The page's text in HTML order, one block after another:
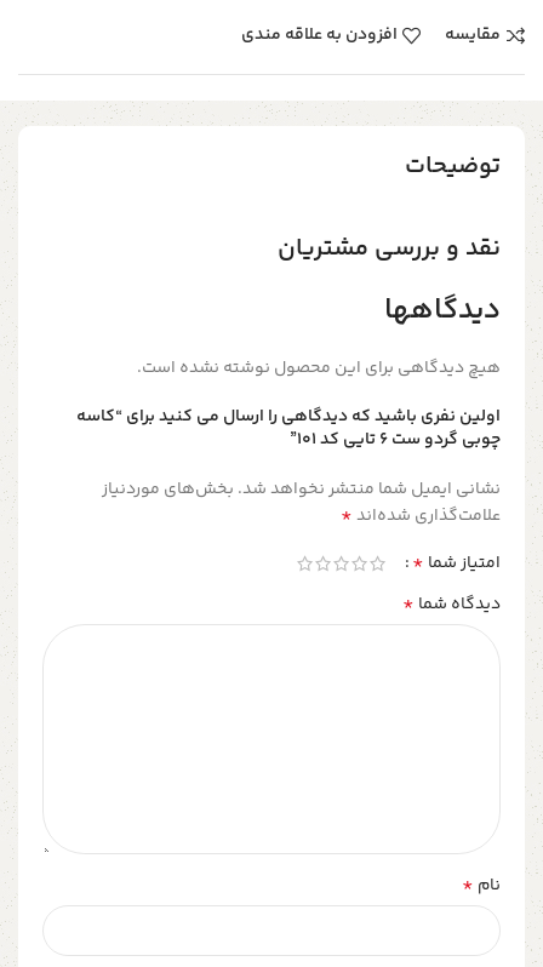
مقایسه افزودن به علاقه مندی
توضیحات
نقد و بررسی مشتریان
دیدگاهها
هیچ دیدگاهی برای این محصول نوشته نشده است.
اولین نفری باشید که دیدگاهی را ارسال می کنید برای “کاسه
چوبی گردو ست ۶ تایی کد ۱۰۱”
نشانی ایمیل شما منتشر نخواهد شد. بخش‌های موردنیاز
علامت‌گذاری شده‌اند*
امتیاز شما *
دیدگاه شما *
نام *